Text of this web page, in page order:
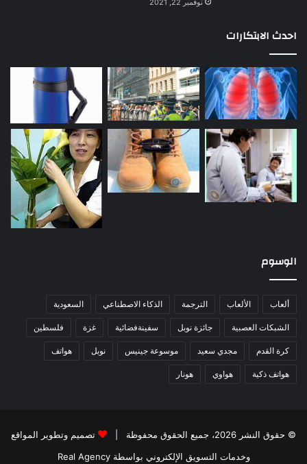
نوفمبر 22, 2021
احدث الابتكارات
الوسوم
ألعاب الألعاب الترجمة الذكاء الاصطناعي السعودية
الشبكات العصبية جائزة نوبل سفينةفضائية غزة فلسطين
كرة القدم مجدي سعيد موسوعة جينيس نوبل هواتف
هواتف ذكية هواوي هونار
© حقوق النشر 2026، جميع الحقوق محفوظة |
تصميم وتطوير المواقع
وخدمات التسويق الإلكتروني بواسطة Real Agency